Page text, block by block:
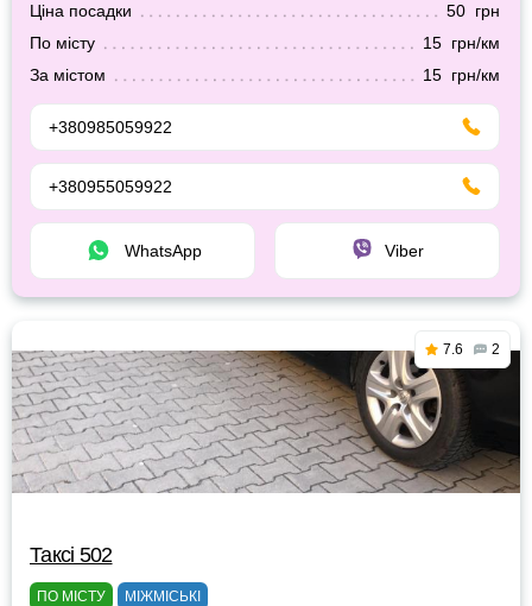
Ціна посадки
50 грн
По місту
15 грн/км
За містом
15 грн/км
+380985059922
+380955059922
WhatsApp Viber
7.6 2
Таксі 502
ПО МІСТУ МІЖМІСЬКІ